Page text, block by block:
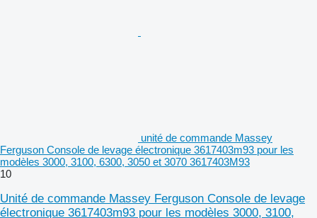
unité de commande Massey
Ferguson Console de levage électronique 3617403m93 pour les
modèles 3000, 3100, 6300, 3050 et 3070 3617403M93
10
Unité de commande Massey Ferguson Console de levage
électronique 3617403m93 pour les modèles 3000, 3100,